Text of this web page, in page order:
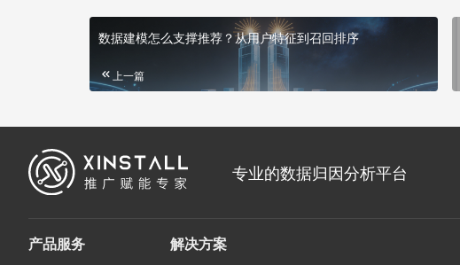
数据建模怎么支撑推荐？从用户特征到召回排序
上一篇
专业的数据归因分析平台
产品服务 解决方案